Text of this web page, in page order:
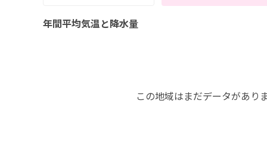
年間平均気温と降水量
この地域はまだデータがあり